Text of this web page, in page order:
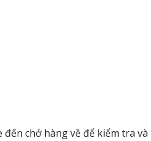
chở hàng về để kiểm tra và